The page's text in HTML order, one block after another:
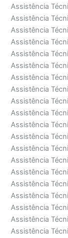
Assistência
Assistência
Assistência
Assistência
Assistência
Assistência
Assistência
Assistência
Assistência
Assistência
Assistência
Assistência
Assistência
Assistência
Assistência
Assistência
Assistência
Assistência
Assistência
Assistência